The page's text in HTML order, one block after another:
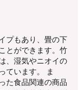
プもあり、畳の下
とができます。竹
、湿気やニオイの
ています。 ま
た食品関連の商品